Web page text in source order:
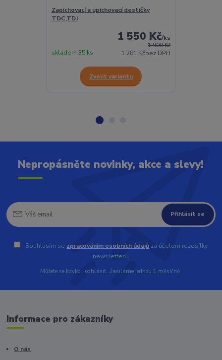
Zapichovací a upichovací destičky
TDC,TDJ
1 900 Kč
1 550 Kč/ks
1 281 Kčbez DPH
skladem 35 ks
Zvolit variantu
Nepropásněte novinky, akce a slevy!
Přihlásit se
Souhlasím se zpracováním osobních údajů za účelem rozesílky
newsletteru.
Můžete se kdykoli odhlásit. Zasíláme jednou 1 měsíčně.
Informace pro zákazníky
O nás